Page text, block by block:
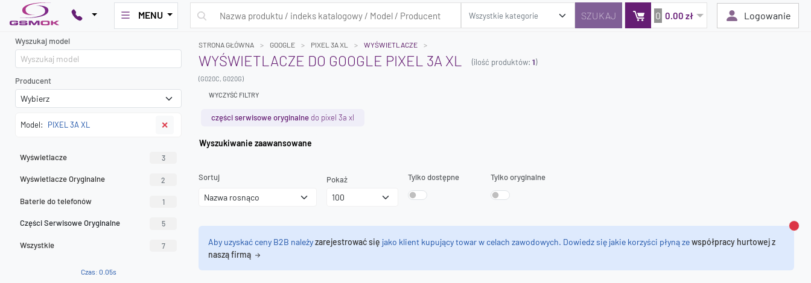
MENU 0 0.00 zł Logowanie
Wyszukaj model
Producent
Model: PIXEL 3A XL ✕
Wyświetlacze 3
Wyświetlacze Oryginalne 2
Baterie do telefonów 1
Części Serwisowe Oryginalne 5
Wszystkie 7
Czas: 0.05s
STRONA GŁÓWNA GOOGLE PIXEL 3A XL WYŚWIETLACZE
WYŚWIETLACZE DO GOOGLE PIXEL 3A XL (ilość produktów: 1)
(G020C, G020G)
WYCZYŚĆ FILTRY
części serwisowe oryginalne do pixel 3a xl
Wyszukiwanie zaawansowane
Sortuj Pokaż Tylko dostępne Tylko oryginalne
Aby uzyskać ceny B2B należyzarejestrować się jako klient kupujący towar w celach zawodowych. Dowiedz się jakie korzyści płyną zewspółpracy hurtowej z
naszą firmą